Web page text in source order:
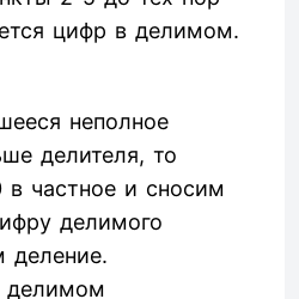
цифр в делимом.
неполное
делителя, то
частное и сносим
делимого
деление.
делимом